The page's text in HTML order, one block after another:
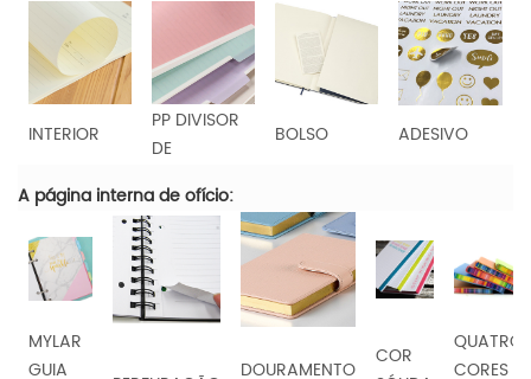
INTERIOR
PP DIVISOR
DE
BOLSO ADESIVO
A página interna de ofício:
MYLAR
GUIA
DOURAMENTO
COR
QUATRO
CORES